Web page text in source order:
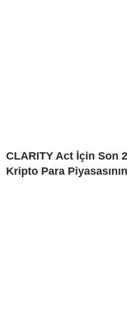
CLARITY Act İçin Son
Kripto Para